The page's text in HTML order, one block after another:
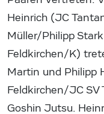
Heinrich (JC
Müller/Philipp
Feldkirchen/K)
Martin und Philipp
Feldkirchen/JC
Goshin Jutsu.